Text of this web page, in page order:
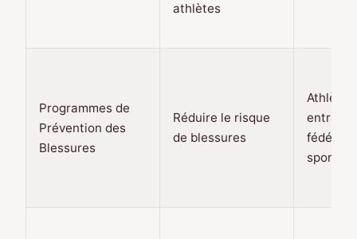
athlètes
Programmes de
Prévention des
Blessures
Réduire le risque
de blessures
Athlètes,